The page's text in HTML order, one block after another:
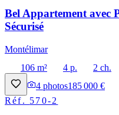
Bel Appartement avec
Sécurisé
Montélimar
106 m²
4 p.
2 ch.
4 photos185 000 €
Réf. 570-2